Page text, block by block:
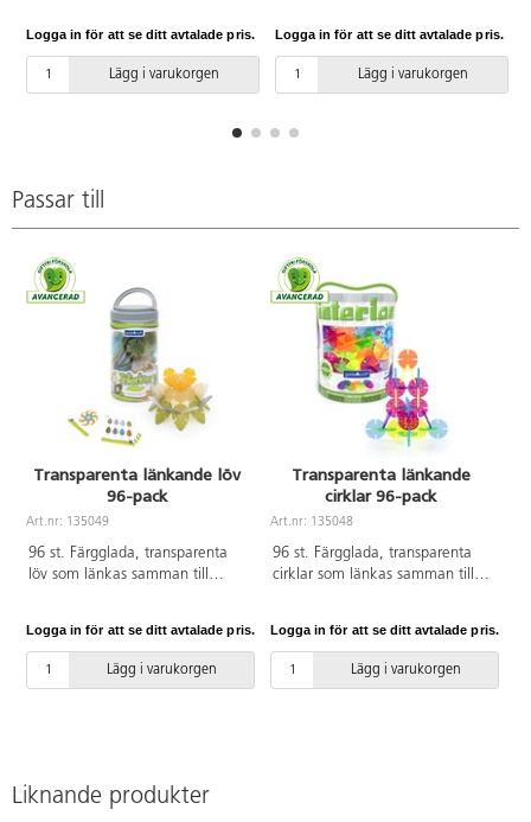
ljusbord. En liten folder med
bygginspiration medföljer. PVC-
Logga in för att se ditt avtalade pris.
Lägg i varukorgen
ljusbord. En liten folder med
bygginspiration medföljer. PVC-
Logga in för att se ditt avtalade pris.
Lägg i varukorgen
Passar till
Transparenta länkande löv
96-pack
Art.nr: 135049
96 st. Färgglada, transparenta
löv som länkas samman till
ljusbord. En liten folder med
bygginspiration medföljer. PVC-
Logga in för att se ditt avtalade pris.
Lägg i varukorgen
Transparenta länkande
cirklar 96-pack
Art.nr: 135048
96 st. Färgglada, transparenta
cirklar som länkas samman till
ljusbord. En liten folder med
bygginspiration medföljer. PVC-
Logga in för att se ditt avtalade pris.
Lägg i varukorgen
Liknande produkter